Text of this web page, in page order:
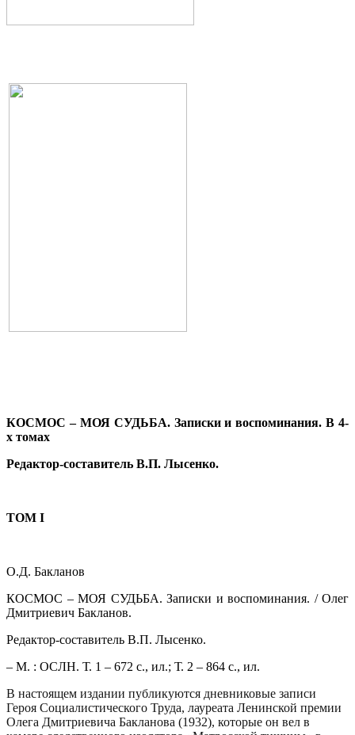
КОСМОС – МОЯ СУДЬБА. Записки и воспоминания. В 4-
х томах
Редактор-составитель В.П. Лысенко.
ТОМ I
О.Д. Бакланов
КОСМОС – МОЯ СУДЬБА. Записки и воспоминания. / Олег
Дмитриевич Бакланов.
Редактор-составитель В.П. Лысенко.
– М. : ОСЛН. Т. 1 – 672 с., ил.; Т. 2 – 864 с., ил.
В настоящем издании публикуются дневниковые записи
Героя Социалистического Труда, лауреата Ленинской премии
Олега Дмитриевича Бакланова (1932), которые он вел в